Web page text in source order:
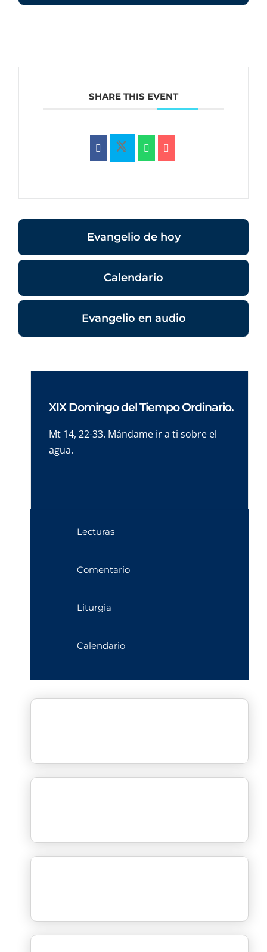
SHARE THIS EVENT
Evangelio de hoy
Calendario
Evangelio en audio
XIX Domingo del Tiempo Ordinario.
Mt 14, 22-33. Mándame ir a ti sobre el
agua.
Lecturas
Comentario
Liturgia
Calendario